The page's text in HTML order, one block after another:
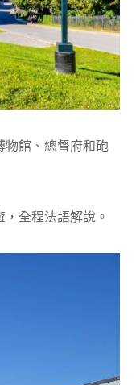
物館、總督府和砲
全程法語解說。